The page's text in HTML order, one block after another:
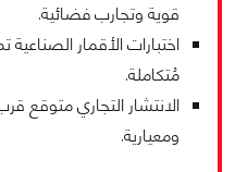
قوية وتجارب فضائية.
اختبارات الأقمار
مُتكاملة.
ومعيارية.